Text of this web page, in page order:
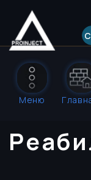
Меню Главная